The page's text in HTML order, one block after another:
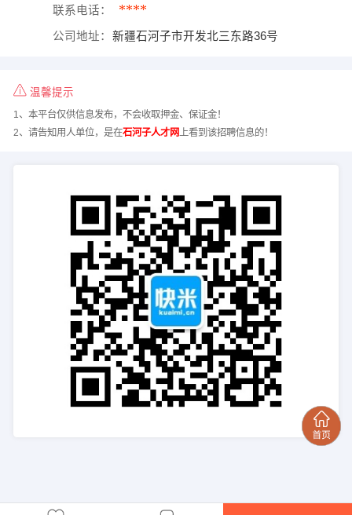
联系电话： ****
公司地址： 新疆石河子市开发北三东路36号
温馨提示
1、本平台仅供信息发布，不会收取押金、保证金！
2、请告知用人单位，是在石河子人才网 上看到该招聘信息的！